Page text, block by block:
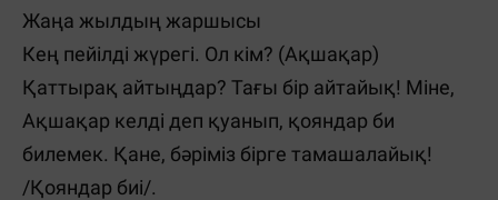
Жаңа жылдың жаршысы
Кең пейілді жүрегі. Ол кім? (Ақшақар)
Қаттырақ айтыңдар? Тағы бір айтайық! Міне,
Ақшақар келді деп қуанып, қояндар би
билемек. Қане, бәріміз бірге тамашалайық!
/Қояндар биі/.